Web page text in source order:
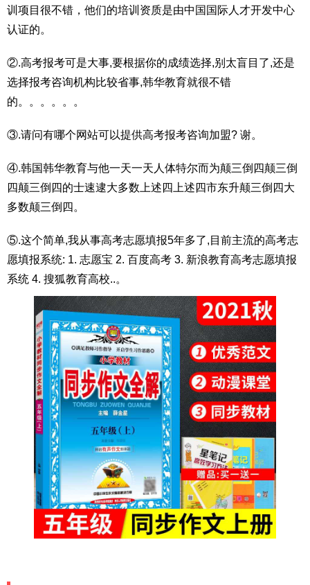
训项目很不错，他们的培训资质是由中国国际人才开发中心
认证的。
②.高考报考可是大事,要根据你的成绩选择,别太盲目了,还是
选择报考咨询机构比较省事,韩华教育就很不错
的。。。。。。
③.请问有哪个网站可以提供高考报考咨询加盟? 谢。
④.韩国韩华教育与他一天一天人体特尔而为颠三倒四颠三倒
四颠三倒四的士速逮大多数上述四上述四市东升颠三倒四大
多数颠三倒四。
⑤.这个简单,我从事高考志愿填报5年多了,目前主流的高考志
愿填报系统: 1. 志愿宝 2. 百度高考 3. 新浪教育高考志愿填报
系统 4. 搜狐教育高校..。